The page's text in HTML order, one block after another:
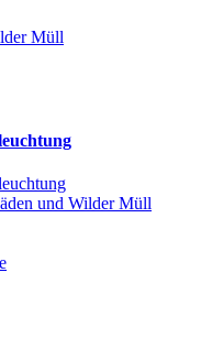
Müll
und Wilder Müll